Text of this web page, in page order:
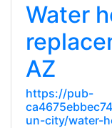
Water
AZ
https://pub-
un-city/water-